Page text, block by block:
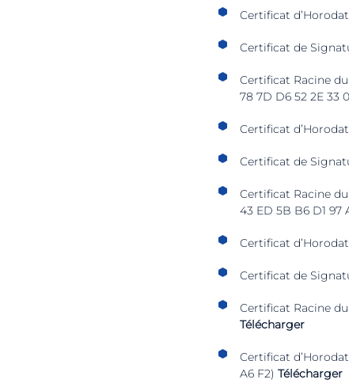
Certificat
Certificat de
Certificat Racine du
78 7D D6 52 2E 33
Certificat
Certificat de
Certificat Racine du
43 ED 5B B6 D1 97
Certificat
Certificat de
Certificat Racine du
Télécharger
Certificat
A6 F2) Télécharger